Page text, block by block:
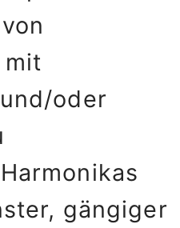
mit
oder
gängiger